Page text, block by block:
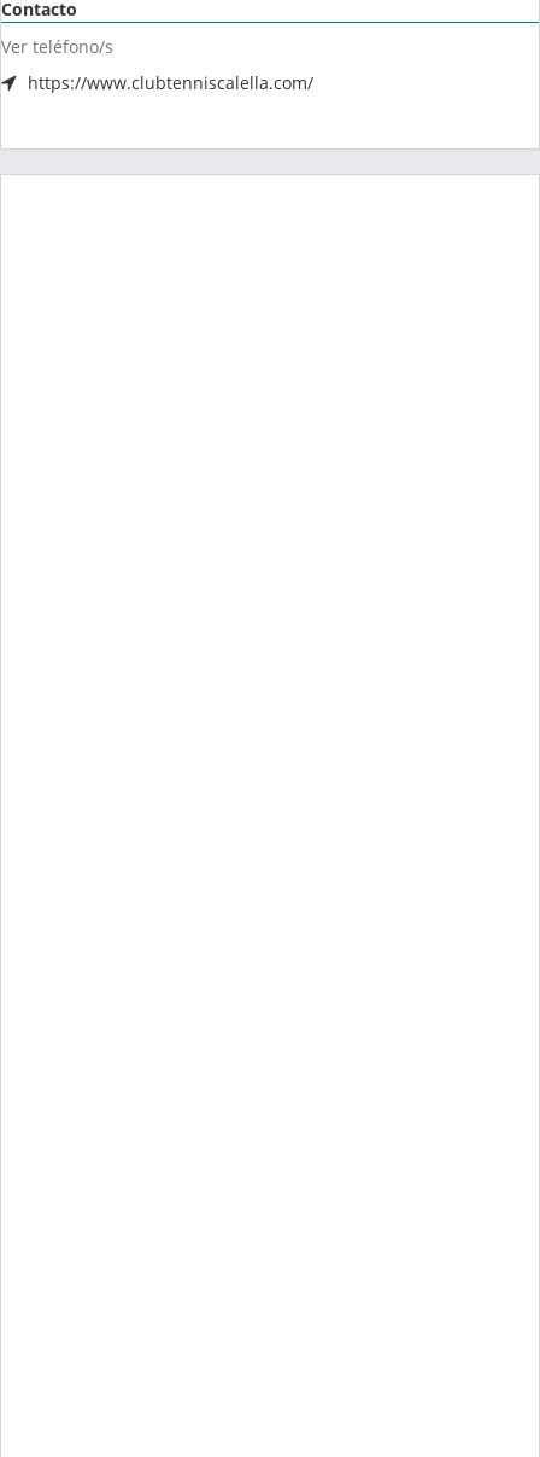
Contacto
Ver teléfono/s
https://www.clubtenniscalella.com/